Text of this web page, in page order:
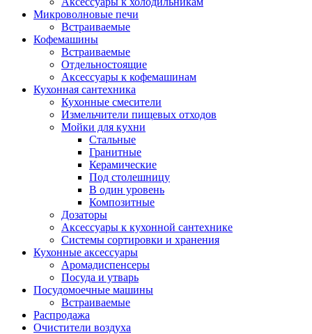
Микроволновые печи
Встраиваемые
Кофемашины
Встраиваемые
Отдельностоящие
Аксессуары к кофемашинам
Кухонная сантехника
Кухонные смесители
Измельчители пищевых отходов
Мойки для кухни
Стальные
Гранитные
Керамические
Под столешницу
В один уровень
Композитные
Дозаторы
Аксессуары к кухонной сантехнике
Системы сортировки и хранения
Кухонные аксессуары
Аромадиспенсеры
Посуда и утварь
Посудомоечные машины
Встраиваемые
Распродажа
Очистители воздуха